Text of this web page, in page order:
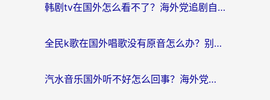
韩剧tv在国外怎么看不了？海外党追剧自由的终极解决方案来了
全民k歌在国外唱歌没有原音怎么办？别让地域限制毁了你的麦霸时刻
汽水音乐国外听不好怎么回事？海外党亲测有效的回国加速方案来了